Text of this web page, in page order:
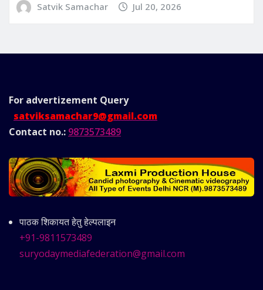
Satvik Samachar Jul 20, 2026
For advertizement Query
satviksamachar9@gmail.com
Contact no.: 9873573489
पाठक शिकायत हेतु हेल्पलाइन
+91-9811573489
suryodaymediafederation@gmail.com